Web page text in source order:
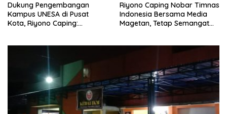
Dukung Pengembangan
Kampus UNESA di Pusat
Kota, Riyono Caping:
Riyono Caping Nobar Timnas
Indonesia Bersama Media
Magetan, Tetap Semangat